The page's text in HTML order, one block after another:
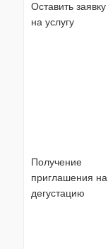
Оставить заявку
на услугу
Получение
приглашения на
дегустацию